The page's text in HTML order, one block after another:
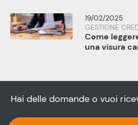
19/02/2025
GESTIONE
Come
una visura
Hai delle domande o vuoi